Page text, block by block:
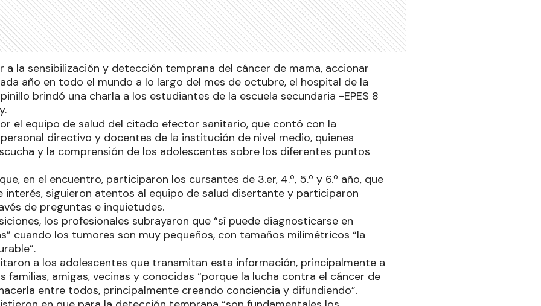
a la sensibilización y detección temprana del cáncer de mama, accionar
año en todo el mundo a lo largo del mes de octubre, el hospital de la
brindó una charla a los estudiantes de la escuela secundaria -EPES 8
el equipo de salud del citado efector sanitario, que contó con la
directivo y docentes de la institución de nivel medio, quienes
y la comprensión de los adolescentes sobre los diferentes puntos
en el encuentro, participaron los cursantes de 3.er, 4.º, 5.º y 6.º año, que
interés, siguieron atentos al equipo de salud disertante y participaron
de preguntas e inquietudes.
los profesionales subrayaron que “sí puede diagnosticarse en
cuando los tumores son muy pequeños, con tamaños milimétricos “la
a los adolescentes que transmitan esta información, principalmente a
familias, amigas, vecinas y conocidas “porque la lucha contra el cáncer de
entre todos, principalmente creando conciencia y difundiendo”.